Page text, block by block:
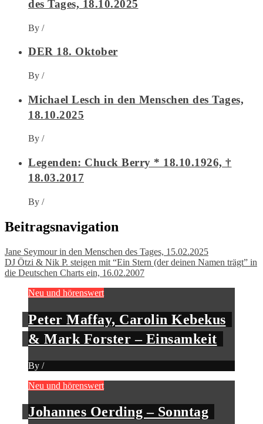
des Tages, 18.10.2025
By /
DER 18. Oktober
By /
Michael Lesch in den Menschen des Tages,
18.10.2025
By /
Legenden: Chuck Berry * 18.10.1926, †
18.03.2017
By /
Beitragsnavigation
Jane Seymour in den Menschen des Tages, 15.02.2025
DJ Ötzi & Nik P. steigen mit “Ein Stern (der deinen Namen trägt” in
die Deutschen Charts ein, 16.02.2007
Neu und hörenswert
Peter Maffay, Carolin Kebekus
& Mark Forster – Einsamkeit
By /
Neu und hörenswert
Johannes Oerding – Sonntag